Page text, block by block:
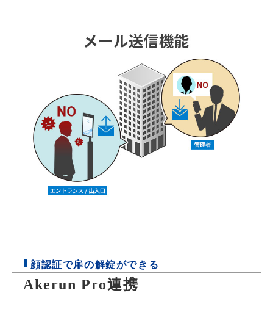
顔認証で扉の解錠ができる
Akerun Pro連携